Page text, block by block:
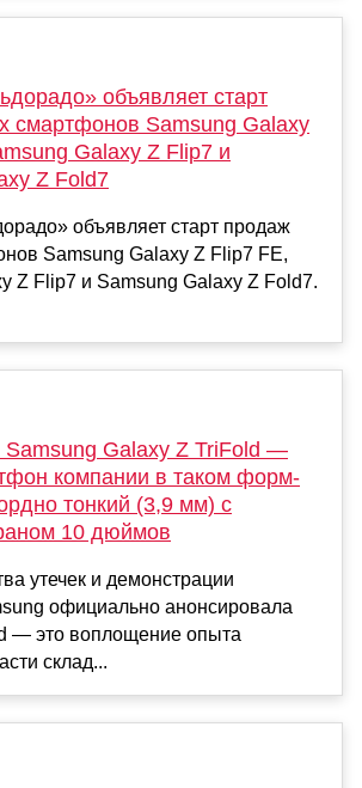
объявляет старт
смартфонов Samsung Galaxy
Galaxy Z Flip7 и
Z Fold7
объявляет старт продаж
Samsung Galaxy Z Flip7 FE,
Z Flip7 и Samsung Galaxy Z Fold7.
Samsung Galaxy Z TriFold —
компании в таком форм-
тонкий (3,9 мм) с
10 дюймов
утечек и демонстрации
официально анонсировала
— это воплощение опыта
склад...